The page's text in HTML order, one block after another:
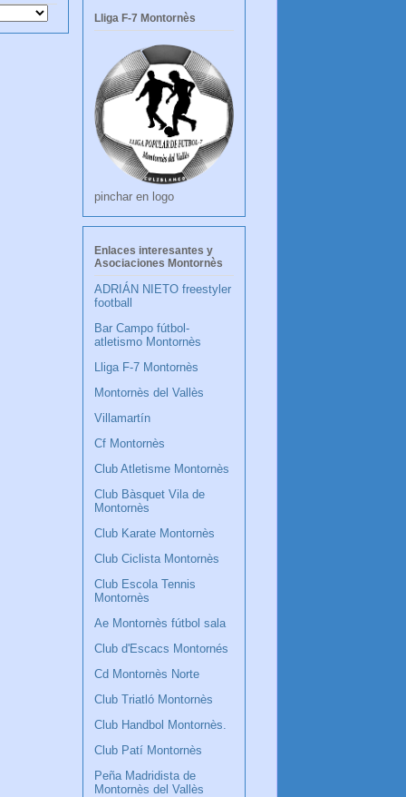
Lliga F-7 Montornès
pinchar en logo
Enlaces interesantes y
Asociaciones Montornès
ADRIÁN NIETO freestyler
football
Bar Campo fútbol-
atletismo Montornès
Lliga F-7 Montornès
Montornès del Vallès
Villamartín
Cf Montornès
Club Atletisme Montornès
Club Bàsquet Vila de
Montornès
Club Karate Montornès
Club Ciclista Montornès
Club Escola Tennis
Montornès
Ae Montornès fútbol sala
Club d'Escacs Montornés
Cd Montornès Norte
Club Triatló Montornès
Club Handbol Montornès.
Club Patí Montornès
Peña Madridista de
Montornès del Vallès